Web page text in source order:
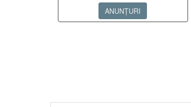
ANUNȚURI